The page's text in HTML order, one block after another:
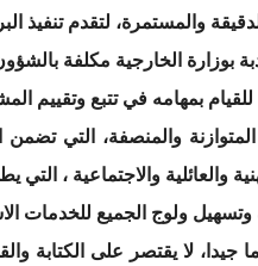
والمستمرة، لتقدم تنفيذ
بوزارة الخارجية مكلفة
بمهامه في تتبع وتقييم
المتوازنة والمنصفة،
والعائلية والاجتماعية ،
ولوج الجميع للخدمات
جيدا، لا يقتصر على